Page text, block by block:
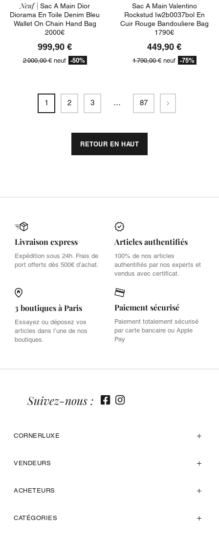
Neuf | Sac A Main Dior
Diorama En Toile Denim Bleu
Wallet On Chain Hand Bag
2000€
999,90 €
2 000,00 €neuf -50%
Sac A Main Valentino
Rockstud Iw2b0037bol En
Cuir Rouge Bandouliere Bag
1790€
449,90 €
1 790,00 €neuf -75%
1 2 3 … 87 Suivant
RETOUR EN HAUT
Livraison express
Expédition sous 24h. Frais de
port offerts dès 500€ d’achat.
Articles authentifiés
100% de nos articles
authentifiés par nos experts et
vendus avec certificat.
3 boutiques à Paris
Essayez ou déposez vos
articles dans l’une de nos
boutiques.
Paiement sécurisé
Paiement totalement sécurisé
par carte bancaire ou Apple
Pay
CORNERLUXE
VENDEURS
ACHETEURS
CATÉGORIES
Suivez-nous :